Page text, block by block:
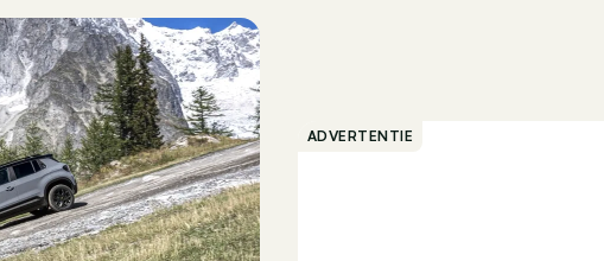
ADVERTENTIE